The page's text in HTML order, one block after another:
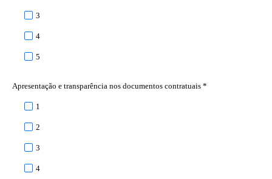
3
4
5
Apresentação e transparência nos documentos contratuais *
1
2
3
4